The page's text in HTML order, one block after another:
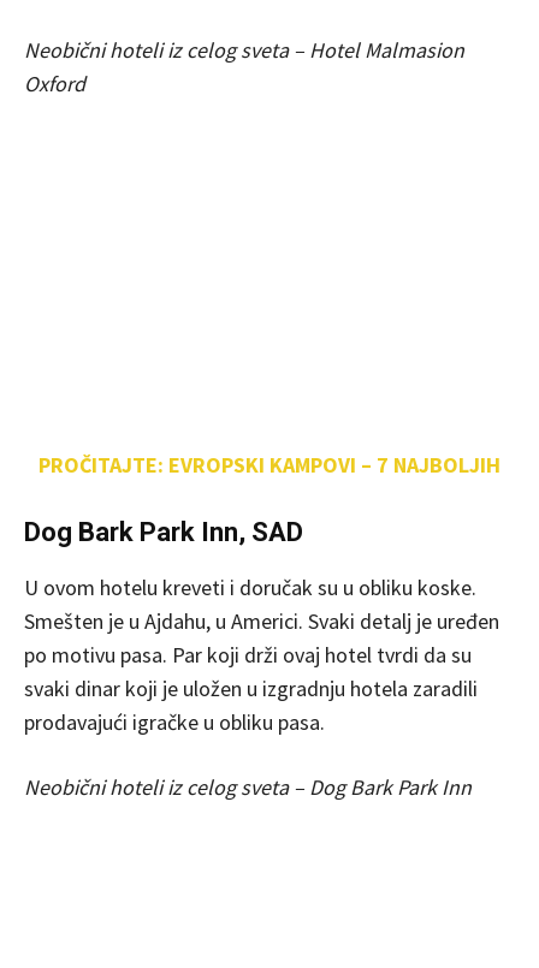
Neobični hoteli iz celog sveta – Hotel Malmasion
Oxford
PROČITAJTE: EVROPSKI KAMPOVI – 7 NAJBOLJIH
Dog Bark Park Inn, SAD
U ovom hotelu kreveti i doručak su u obliku koske.
Smešten je u Ajdahu, u Americi. Svaki detalj je uređen
po motivu pasa. Par koji drži ovaj hotel tvrdi da su
svaki dinar koji je uložen u izgradnju hotela zaradili
prodavajući igračke u obliku pasa.
Neobični hoteli iz celog sveta – Dog Bark Park Inn